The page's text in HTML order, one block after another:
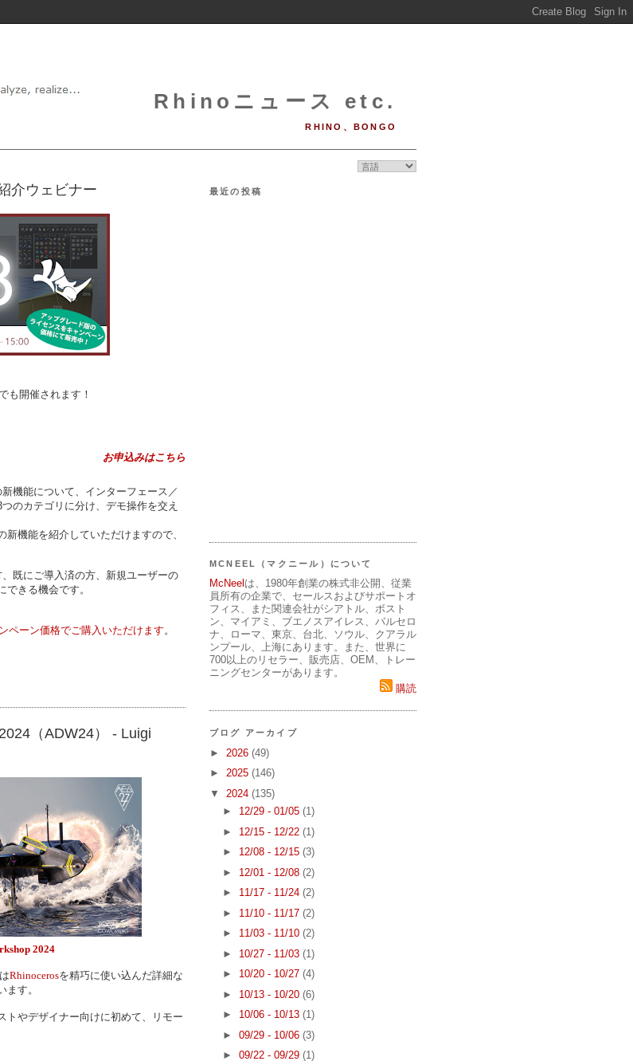
Rhinoニュース etc.
RHINO、BONGO
介ウェビナー
も開催されます！
お申込みはこちら
機能について、インターフェース／
のカテゴリに分け、デモ操作を交え
機能を紹介していただけますので、
既にご導入済の方、新規ユーザーの
きる機会です。
ペーン価格でご購入いただけます 。
（ADW24） - Luigi
2024
Rhinocerosを精巧に使い込んだ詳細な
す。
トやデザイナー向けに初めて、リモー
最近の投稿
MCNEEL（マクニール）について
McNeelは、1980年創業の株式非公開、従業
員所有の企業で、セールスおよびサポートオ
フィス、また関連会社がシアトル、ボスト
ン、マイアミ、ブエノスアイレス、バルセロ
ナ、ローマ、東京、台北、ソウル、クアラル
ンプール、上海にあります。また、世界に
700以上のリセラー、販売店、OEM、トレー
ニングセンターがあります。
購読
ブログ アーカイブ
► 2026 (49)
► 2025 (146)
▼ 2024 (135)
► 12/29 - 01/05 (1)
► 12/15 - 12/22 (1)
► 12/08 - 12/15 (3)
► 12/01 - 12/08 (2)
► 11/17 - 11/24 (2)
► 11/10 - 11/17 (2)
► 11/03 - 11/10 (2)
► 10/27 - 11/03 (1)
► 10/20 - 10/27 (4)
► 10/13 - 10/20 (6)
► 10/06 - 10/13 (1)
► 09/29 - 10/06 (3)
► 09/22 - 09/29 (1)